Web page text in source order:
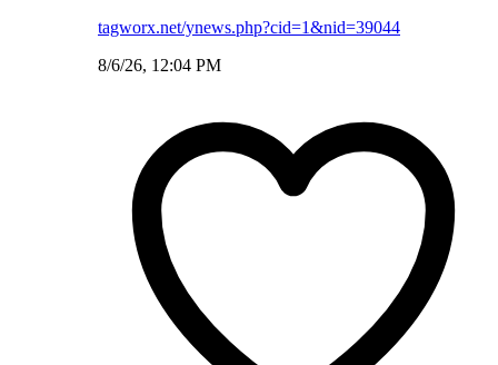
tagworx.net/ynews.php?cid=1&nid=39044
8/6/26, 12:04 PM